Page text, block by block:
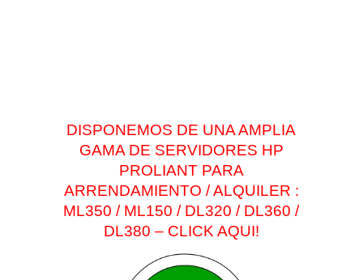
DISPONEMOS DE UNA AMPLIA
GAMA DE SERVIDORES HP
PROLIANT PARA
ARRENDAMIENTO / ALQUILER :
ML350 / ML150 / DL320 / DL360 /
DL380 – CLICK AQUI!